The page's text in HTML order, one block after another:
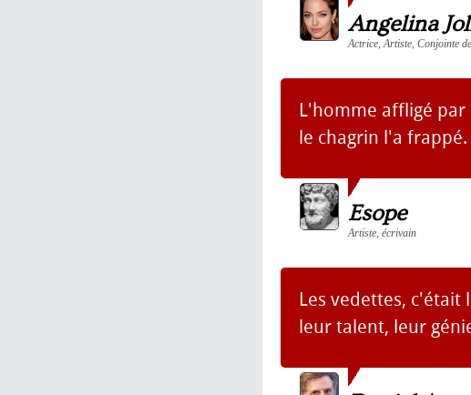
Angelina
Actrice, Artiste, Conjointe
L'homme affligé
le chagrin l'a frappé.
Esope
Artiste, écrivain
Les vedettes,
leur talent, leur